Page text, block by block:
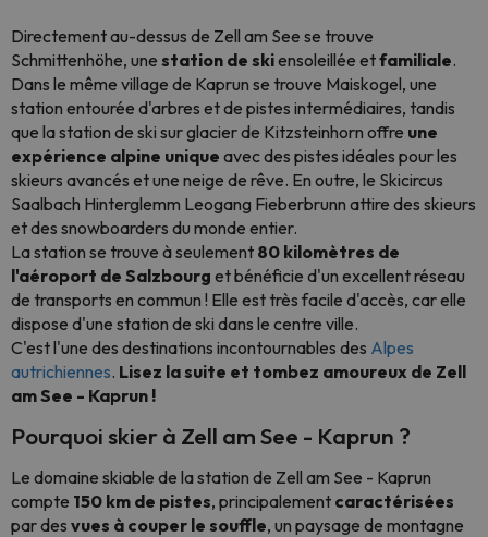
Directement au-dessus de Zell am See se trouve
Schmittenhöhe, une station de skiensoleillée etfamiliale.
Dans le même village de Kaprun se trouve Maiskogel, une
station entourée d'arbres et de pistes intermédiaires, tandis
que la station de ski sur glacier de Kitzsteinhorn offre une
expérience alpine unique avec des pistes idéales pour les
skieurs avancés et une neige de rêve. En outre, le Skicircus
Saalbach Hinterglemm Leogang Fieberbrunn attire des skieurs
et des snowboarders du monde entier.
La station se trouve à seulement 80 kilomètres de
l'aéroport de Salzbourg et bénéficie d'un excellent réseau
de transports en commun ! Elle est très facile d'accès, car elle
dispose d'une station de ski dans le centre ville.
C'est l'une des destinations incontournables des Alpes
autrichiennes. Lisez la suite et tombez amoureux de Zell
am See - Kaprun !
Pourquoi skier à Zell am See - Kaprun ?
Le domaine skiable de la station de Zell am See - Kaprun
compte 150 km de pistes, principalement caractérisées
par des vues à couper le souffle, un paysage de montagne